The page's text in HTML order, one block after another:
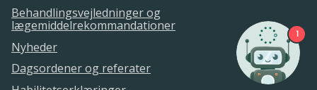
Behandlingsvejledninger og
lægemiddelrekommandationer
Nyheder
Dagsordener og referater
1